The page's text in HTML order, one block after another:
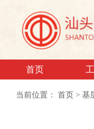
首页
当前位置： 首页 > 基